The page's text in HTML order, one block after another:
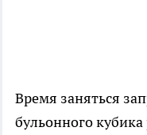
Время заняться
бульонного